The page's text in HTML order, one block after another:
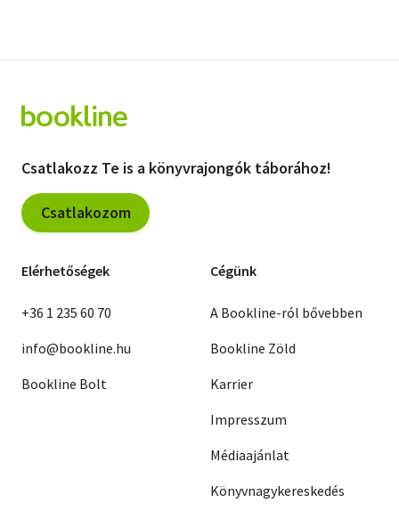
Csatlakozz Te is a könyvrajongók táborához!
Csatlakozom
Elérhetőségek
+36 1 235 60 70
info@bookline.hu
Bookline Bolt
Cégünk
A Bookline-ról bővebben
Bookline Zöld
Karrier
Impresszum
Médiaajánlat
Könyvnagykereskedés